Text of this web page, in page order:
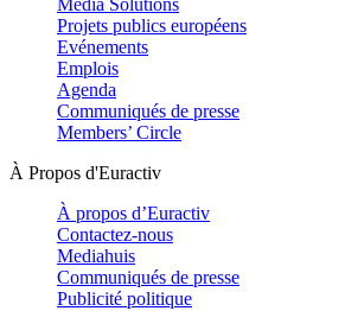
Media Solutions
Projets publics européens
Evénements
Emplois
Agenda
Communiqués de presse
Members’ Circle
À Propos d'Euractiv
À propos d’Euractiv
Contactez-nous
Mediahuis
Communiqués de presse
Publicité politique